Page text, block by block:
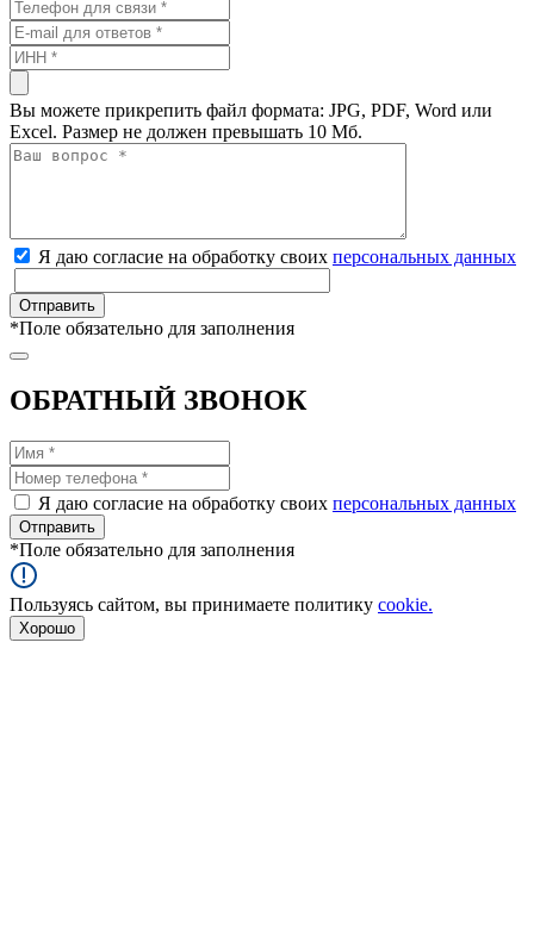
Вы можете прикрепить файл формата: JPG, PDF, Word или
Excel. Размер не должен превышать 10 Мб.
Я даю согласие на обработку своих персональных данных
*Поле обязательно для заполнения
ОБРАТНЫЙ ЗВОНОК
Я даю согласие на обработку своих персональных данных
*Поле обязательно для заполнения
Пользуясь сайтом, вы принимаете политику cookie.
Хорошо